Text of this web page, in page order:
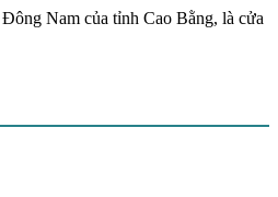
Nam của tỉnh Cao Bằng, là cửa